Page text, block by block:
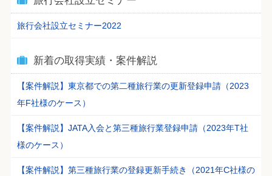
旅行会社設立セミナー2022
新着の取得実績・案件解説
【案件解説】東京都での第二種旅行業の更新登録申請（2023
年F社様のケース）
【案件解説】JATA入会と第三種旅行業登録申請（2023年T社
様のケース）
【案件解説】第三種旅行業の登録更新手続き（2021年C社様の